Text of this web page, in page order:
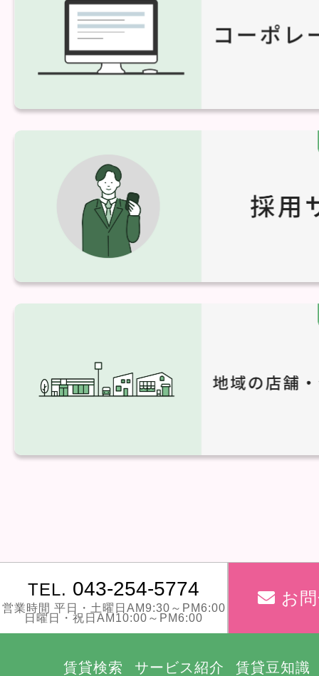
TEL. 043-254-5774
営業時間 平日・土曜日AM9:30～PM6:00
日曜日・祝日AM10:00～PM6:00
お
賃貸検索 サービス紹介
賃貸豆知識